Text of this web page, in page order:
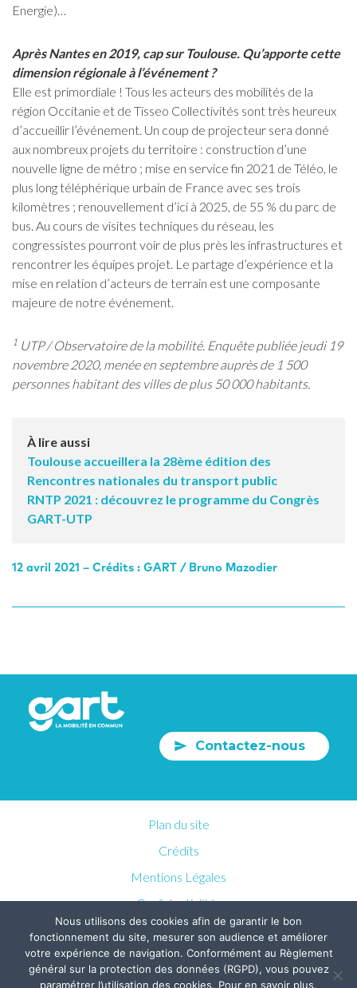
Energie)…
Après Nantes en 2019, cap sur Toulouse. Qu’apporte cette
dimension régionale à l’événement ?
Elle est primordiale ! Tous les acteurs des mobilités de la
région Occitanie et de Tisseo Collectivités sont très heureux
d’accueillir l’événement. Un coup de projecteur sera donné
aux nombreux projets du territoire : construction d’une
nouvelle ligne de métro ; mise en service fin 2021 de Téléo, le
plus long téléphérique urbain de France avec ses trois
kilomètres ; renouvellement d’ici à 2025, de 55 % du parc de
bus. Au cours de visites techniques du réseau, les
congressistes pourront voir de plus près les infrastructures et
rencontrer les équipes projet. Le partage d’expérience et la
mise en relation d’acteurs de terrain est une composante
majeure de notre événement.
1 UTP / Observatoire de la mobilité. Enquête publiée jeudi 19
novembre 2020, menée en septembre auprès de 1 500
personnes habitant des villes de plus 50 000 habitants.
À lire aussi
Toulouse accueillera la 28ème édition des
Rencontres nationales du transport public
RNTP 2021 : découvrez le programme du Congrès
GART-UTP
12 avril 2021 – Crédits : GART / Bruno Mazodier
Contactez-nous
Plan du site
Crédits
Mentions Légales
Confidentialités
Nous utilisons des cookies afin de garantir le bon
fonctionnement du site, mesurer son audience et améliorer
votre expérience de navigation. Conformément au Règlement
général sur la protection des données (RGPD), vous pouvez
paramétrer l’utilisation des cookies. Pour en savoir plus,